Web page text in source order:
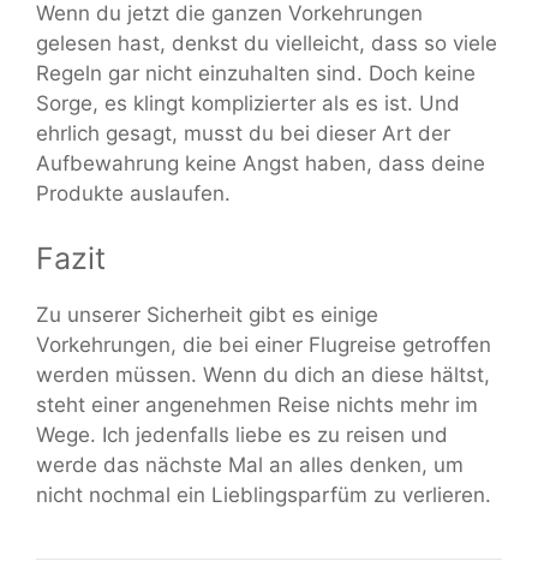
Wenn du jetzt die ganzen Vorkehrungen
gelesen hast, denkst du vielleicht, dass so viele
Regeln gar nicht einzuhalten sind. Doch keine
Sorge, es klingt komplizierter als es ist. Und
ehrlich gesagt, musst du bei dieser Art der
Aufbewahrung keine Angst haben, dass deine
Produkte auslaufen.
Fazit
Zu unserer Sicherheit gibt es einige
Vorkehrungen, die bei einer Flugreise getroffen
werden müssen. Wenn du dich an diese hältst,
steht einer angenehmen Reise nichts mehr im
Wege. Ich jedenfalls liebe es zu reisen und
werde das nächste Mal an alles denken, um
nicht nochmal ein Lieblingsparfüm zu verlieren.